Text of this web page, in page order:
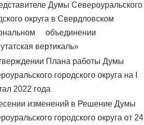
Думы Североуральского
округа в Свердловском
объединении
вертикаль»
Плана работы Думы
городского округа на I
2022 года
изменений в Решение Думы
городского округа от 24